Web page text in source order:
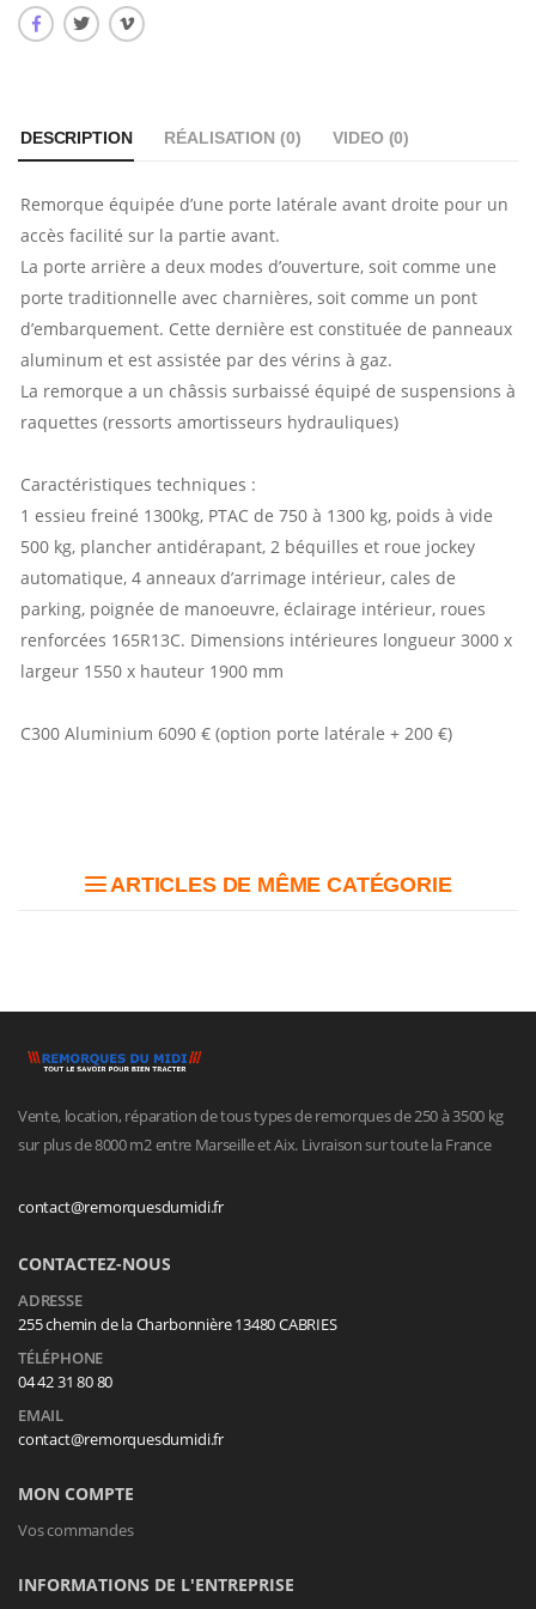
DESCRIPTION RÉALISATION (0) VIDEO (0)
Remorque équipée d’une porte latérale avant droite pour un
accès facilité sur la partie avant.
La porte arrière a deux modes d’ouverture, soit comme une
porte traditionnelle avec charnières, soit comme un pont
d’embarquement. Cette dernière est constituée de panneaux
aluminum et est assistée par des vérins à gaz.
La remorque a un châssis surbaissé équipé de suspensions à
raquettes (ressorts amortisseurs hydrauliques)
Caractéristiques techniques :
1 essieu freiné 1300kg, PTAC de 750 à 1300 kg, poids à vide
500 kg, plancher antidérapant, 2 béquilles et roue jockey
automatique, 4 anneaux d’arrimage intérieur, cales de
parking, poignée de manoeuvre, éclairage intérieur, roues
renforcées 165R13C. Dimensions intérieures longueur 3000 x
largeur 1550 x hauteur 1900 mm
C300 Aluminium 6090 € (option porte latérale + 200 €)
ARTICLES DE MÊME CATÉGORIE
Vente, location, réparation de tous types de remorques de 250 à 3500 kg
sur plus de 8000 m2 entre Marseille et Aix. Livraison sur toute la France
contact@remorquesdumidi.fr
CONTACTEZ-NOUS
ADRESSE
255 chemin de la Charbonnière 13480 CABRIES
TÉLÉPHONE
04 42 31 80 80
EMAIL
contact@remorquesdumidi.fr
MON COMPTE
Vos commandes
INFORMATIONS DE L'ENTREPRISE